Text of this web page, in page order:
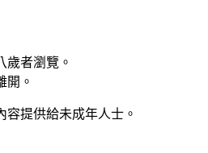
歲者瀏覽。
開。
容提供給未成年人士。